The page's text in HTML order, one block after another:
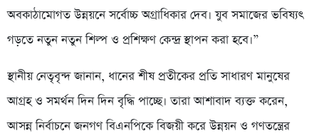
অবকাঠামোগত উন্নয়নে সর্বোচ্চ অগ্রাধিকার দেব। যুব সমাজের ভবিষ্যৎ
গড়তে নতুন নতুন শিল্প ও প্রশিক্ষণ কেন্দ্র স্থাপন করা হবে।”
স্থানীয় নেতৃবৃন্দ জানান, ধানের শীষ প্রতীকের প্রতি সাধারণ মানুষের
আগ্রহ ও সমর্থন দিন দিন বৃদ্ধি পাচ্ছে। তারা আশাবাদ ব্যক্ত করেন,
আসন্ন নির্বাচনে জনগণ বিএনপিকে বিজয়ী করে উন্নয়ন ও গণতন্ত্রের